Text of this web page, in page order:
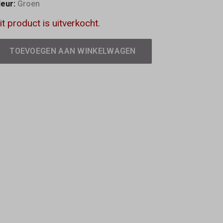
Groen
product is uitverkocht.
TOEVOEGEN AAN WINKELWAGEN